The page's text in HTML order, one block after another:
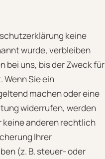
keine
wurde, verbleiben
bei uns, bis der Zweck für
Sie ein
machen oder eine
widerrufen, werden
keine anderen rechtlich
Ihrer
(z. B. steuer- oder